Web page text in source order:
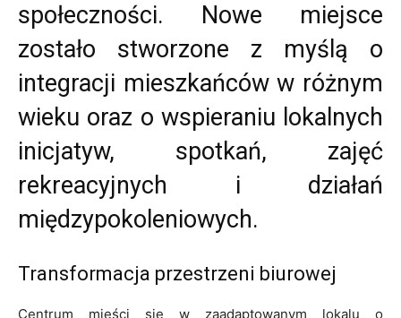
społeczności. Nowe miejsce
zostało stworzone z myślą o
integracji mieszkańców w różnym
wieku oraz o wspieraniu lokalnych
inicjatyw, spotkań, zajęć
rekreacyjnych i działań
międzypokoleniowych.
Transformacja przestrzeni biurowej
Centrum mieści się w zaadaptowanym lokalu o